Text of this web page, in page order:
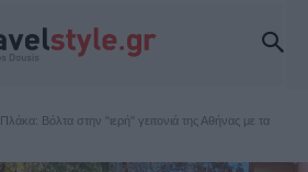
Πλάκα: Βόλτα στην "ιερή" γειτονιά της Αθήνας με τα